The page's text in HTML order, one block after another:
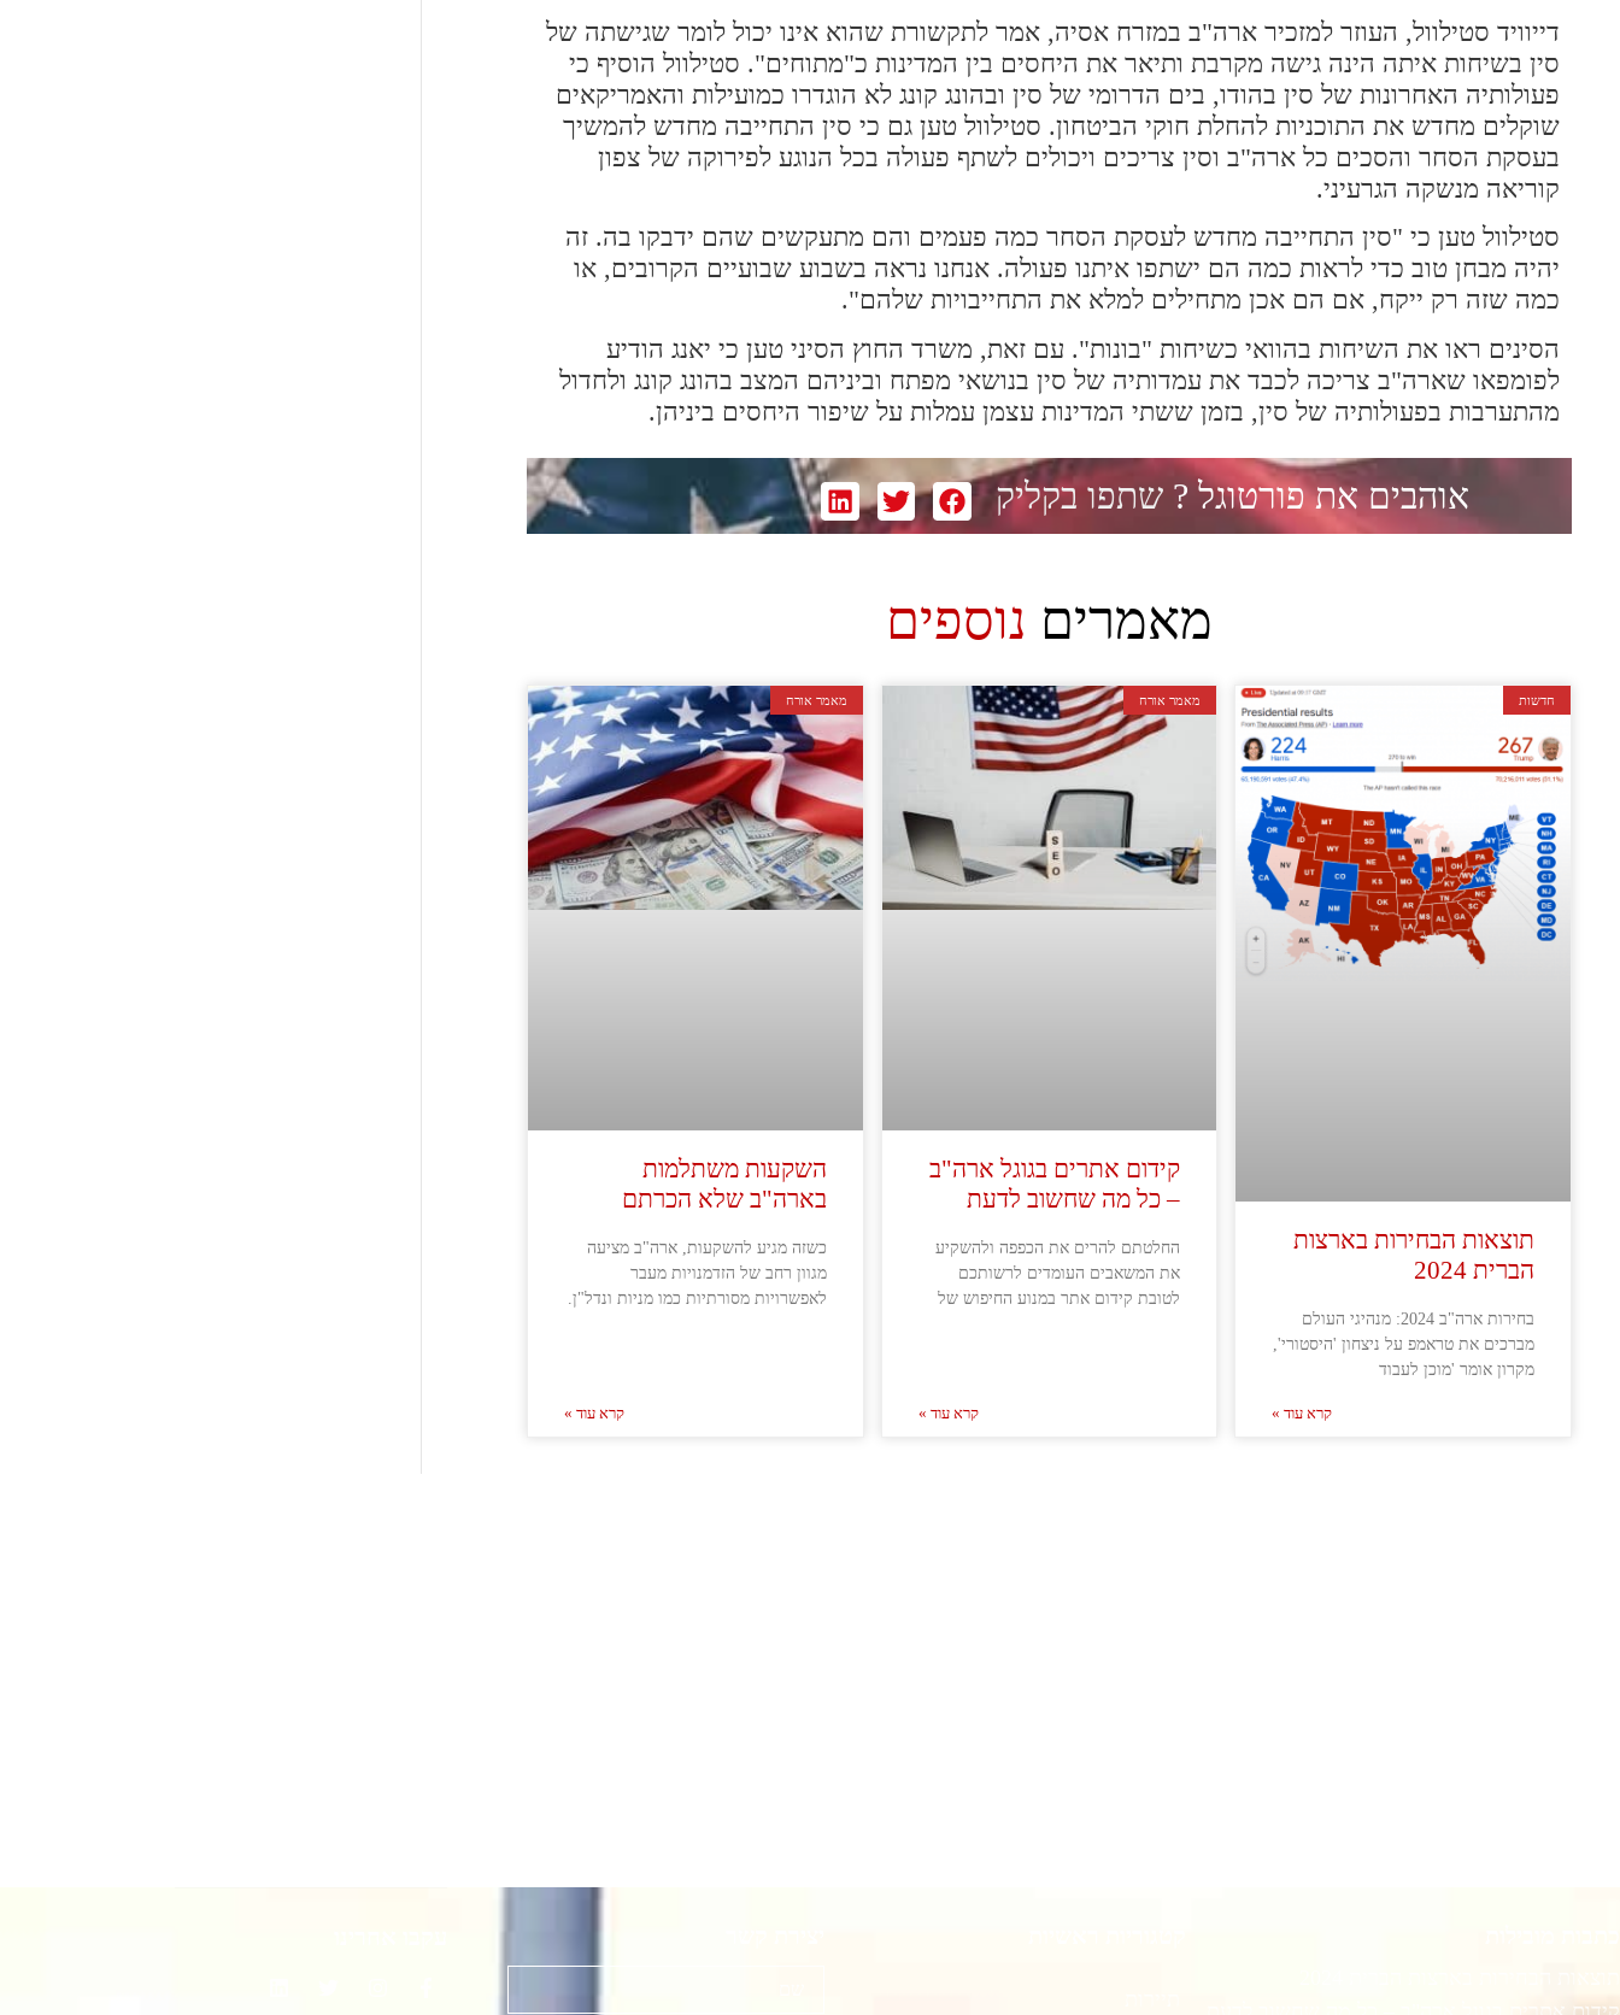
דייוויד סטילוול, העוזר למזכיר ארה"ב במזרח אסיה, אמר לתקשורת שהוא אינו יכול לומר שגישתה של
סין בשיחות איתה הינה גישה מקרבת ותיאר את היחסים בין המדינות כ"מתוחים". סטילוול הוסיף כי
פעולותיה האחרונות של סין בהודו, בים הדרומי של סין ובהונג קונג לא הוגדרו כמועילות והאמריקאים
שוקלים מחדש את התוכניות להחלת חוקי הביטחון. סטילוול טען גם כי סין התחייבה מחדש להמשיך
בעסקת הסחר והסכים כל ארה"ב וסין צריכים ויכולים לשתף פעולה בכל הנוגע לפירוקה של צפון
קוריאה מנשקה הגרעיני.
סטילוול טען כי "סין התחייבה מחדש לעסקת הסחר כמה פעמים והם מתעקשים שהם ידבקו בה. זה
יהיה מבחן טוב כדי לראות כמה הם ישתפו איתנו פעולה. אנחנו נראה בשבוע שבועיים הקרובים, או
כמה שזה רק ייקח, אם הם אכן מתחילים למלא את התחייבויות שלהם".
הסינים ראו את השיחות בהוואי כשיחות "בונות". עם זאת, משרד החוץ הסיני טען כי יאנג הודיע
לפומפאו שארה"ב צריכה לכבד את עמדותיה של סין בנושאי מפתח וביניהם המצב בהונג קונג ולחדול
מהתערבות בפעולותיה של סין, בזמן ששתי המדינות עצמן עמלות על שיפור היחסים ביניהן.
אוהבים את פורטוגל ?שתפו בקליק
מאמרים נוספים
חדשות
תוצאות הבחירות בארצות
הברית 2024
בחירות ארה"ב 2024: מנהיגי העולם
מברכים את טראמפ על ניצחון 'היסטורי',
מקרון אומר 'מוכן לעבוד
קרא עוד »
מאמר אורח
קידום אתרים בגוגל ארה"ב
– כל מה שחשוב לדעת
החלטתם להרים את הכפפה ולהשקיע
את המשאבים העומדים לרשותכם
לטובת קידום אתר במנוע החיפוש של
קרא עוד »
מאמר אורח
השקעות משתלמות
בארה"ב שלא הכרתם
כשזה מגיע להשקעות, ארה"ב מציעה
מגוון רחב של הזדמנויות מעבר
לאפשרויות מסורתיות כמו מניות ונדל"ן.
קרא עוד »